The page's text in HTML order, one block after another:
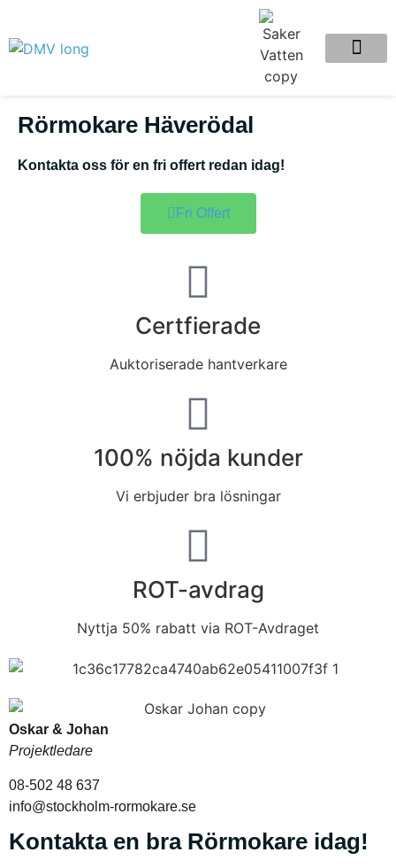
Rörmokare Häverödal
Kontakta oss för en fri offert redan idag!
Fri Offert
Certfierade
Auktoriserade hantverkare
100% nöjda kunder
Vi erbjuder bra lösningar
ROT-avdrag
Nyttja 50% rabatt via ROT-Avdraget
Oskar & Johan
Projektledare
08-502 48 637
info@stockholm-rormokare.se
Kontakta en bra Rörmokare idag!